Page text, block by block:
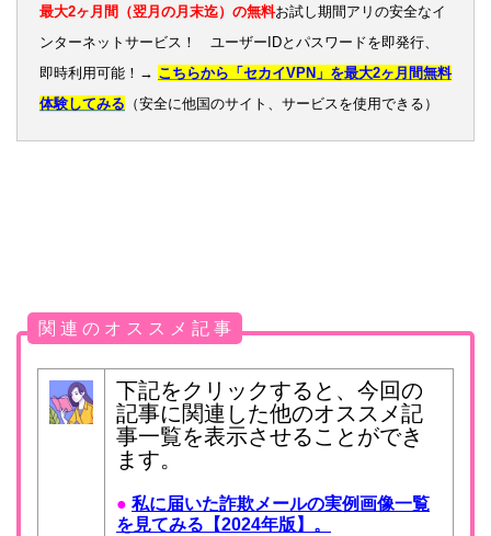
最大2ヶ月間（翌月の月末迄）の無料お試し期間アリの安全なイ
ンターネットサービス！ ユーザーIDとパスワードを即発行、
即時利用可能！→ こちらから「セカイVPN」を最大2ヶ月間無料
体験してみる （安全に他国のサイト、サービスを使用できる）
関 連 の オ ス ス メ 記 事
下記をクリックすると、今回の
記事に関連した他のオススメ記
事一覧を表示させることができ
ます。
● 私に届いた詐欺メールの実例画像一覧
を見てみる【2024年版】。